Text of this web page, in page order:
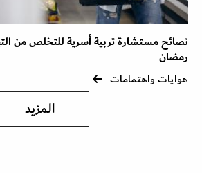
نصائح مستشارة تربية أسرية للتخلص من
رمضان
هوايات واهتمامات
المزيد